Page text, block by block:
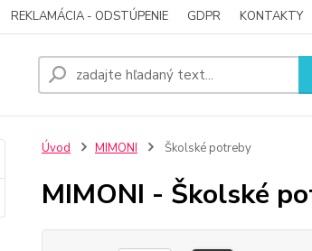
REKLAMÁCIA - ODSTÚPENIE GDPR KONTAKTY
Úvod MIMONI Školské potreby
MIMONI - Školské